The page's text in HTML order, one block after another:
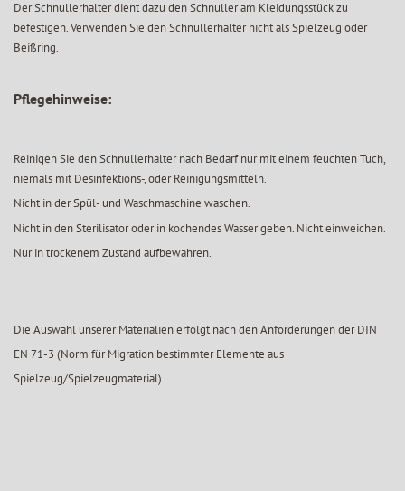
Der Schnullerhalter dient dazu den Schnuller am Kleidungsstück zu
befestigen. Verwenden Sie den Schnullerhalter nicht als Spielzeug oder
Beißring.
Pflegehinweise:
Reinigen Sie den Schnullerhalter nach Bedarf nur mit einem feuchten Tuch,
niemals mit Desinfektions-, oder Reinigungsmitteln.
Nicht in der Spül- und Waschmaschine waschen.
Nicht in den Sterilisator oder in kochendes Wasser geben. Nicht einweichen.
Nur in trockenem Zustand aufbewahren.
Die Auswahl unserer Materialien erfolgt nach den Anforderungen der DIN
EN 71-3 (Norm für Migration bestimmter Elemente aus
Spielzeug/Spielzeugmaterial).